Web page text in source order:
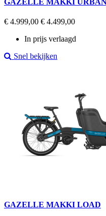
Regular
€ 4.999,00 Prijs
€ 4.499,00
In prijs verlaagd
Snel bekijken
GAZELLE MAKKI LOAD